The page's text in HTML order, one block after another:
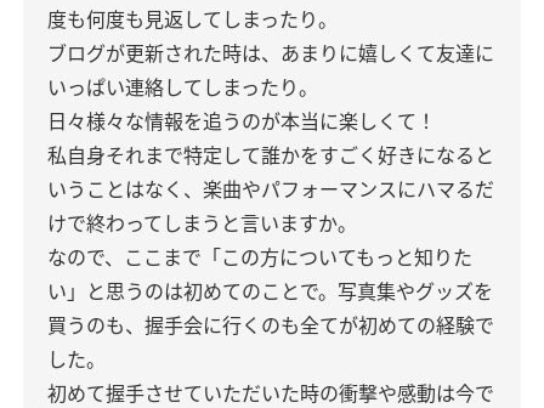
度も何度も見返してしまったり。
ブログが更新された時は、あまりに嬉しくて友達に
いっぱい連絡してしまったり。
日々様々な情報を追うのが本当に楽しくて！
私自身それまで特定して誰かをすごく好きになると
いうことはなく、楽曲やパフォーマンスにハマるだ
けで終わってしまうと言いますか。
なので、ここまで「この方についてもっと知りた
い」と思うのは初めてのことで。写真集やグッズを
買うのも、握手会に行くのも全てが初めての経験で
した。
初めて握手させていただいた時の衝撃や感動は今で